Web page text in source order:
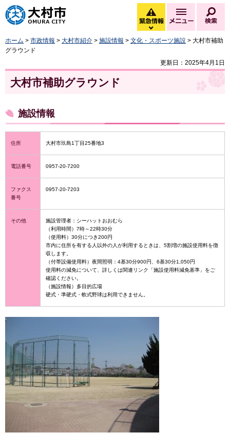
大村市
緊急情報
緊急情報を開く
メニュー
ホーム > 市政情報 > 大村市紹介 > 施設情報 > 文化・スポーツ施設 > 大村市補助
グラウンド
更新日：2025年4月1日
大村市補助グラウンド
施設情報
住所 大村市玖島1丁目25番地3
電話番号 0957-20-7200
ファクス
番号
0957-20-7203
その他
施設管理者：シーハットおおむら
（利用時間）7時～22時30分
（使用料）30分につき200円
市内に住所を有する人以外の人が利用するときは、5割増の施設使用料を徴
収します。
（付帯設備使用料）夜間照明：4基30分900円、6基30分1,050円
使用料の減免について、詳しくは関連リンク「施設使用料減免基準」をご
確認ください。
（施設情報）多目的広場
硬式・準硬式・軟式野球は利用できません。